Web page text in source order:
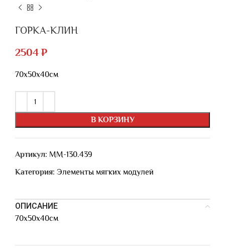
ГОРКА-КЛИН
2504 ₽
70х50х40см
В КОРЗИНУ
Артикул: ММ-130.439
Категория: Элементы мягких модулей
ОПИСАНИЕ
70х50х40см